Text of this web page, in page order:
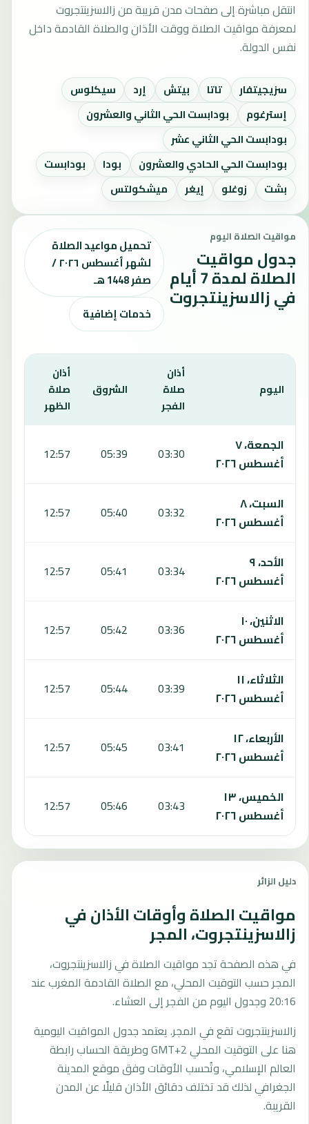
انتقل مباشرة إلى صفحات مدن قريبة من زالاسزينتجروت
لمعرفة مواقيت الصلاة ووقت الأذان والصلاة القادمة داخل
نفس الدولة.
سزيجيتفار تاتا بيتش إرد
سيكلوس
إسترغوم
بودابست الحي الثاني والعشرون
بودابست الحي الثاني عشر
بودابست الحي الحادي والعشرون
بودا
بودابست
بشت
زوغلو إيغر ميشكولتس
مواقيت الصلاة اليوم
جدول مواقيت
الصلاة لمدة 7 أيام
في زالاسزينتجروت
تحميل مواعيد الصلاة
لشهر أغسطس ٢٠٢٦ /
صفر 1448 هـ
خدمات إضافية
اليوم
أذان
صلاة
الفجر
الشروق
أذان
صلاة
الظهر
الجمعة، ٧
أغسطس ٢٠٢٦
03:30
05:39
12:57
السبت، ٨
أغسطس ٢٠٢٦
03:32
05:40
12:57
الأحد، ٩
أغسطس ٢٠٢٦
03:34
05:41
12:57
الاثنين، ١٠
أغسطس ٢٠٢٦
03:36
05:42
12:57
الثلاثاء، ١١
أغسطس ٢٠٢٦
03:39
05:44
12:57
الأربعاء، ١٢
أغسطس ٢٠٢٦
03:41
05:45
12:57
الخميس، ١٣
أغسطس ٢٠٢٦
03:43
05:46
12:57
دليل الزائر
مواقيت الصلاة وأوقات الأذان في
زالاسزينتجروت، المجر
في هذه الصفحة تجد مواقيت الصلاة في زالاسزينتجروت،
المجر حسب التوقيت المحلي، مع الصلاة القادمة المغرب عند
20:16 وجدول اليوم من الفجر إلى العشاء.
زالاسزينتجروت تقع في المجر. يعتمد جدول المواقيت اليومية
هنا على التوقيت المحلي GMT+2 وطريقة الحساب رابطة
العالم الإسلامي، وتُحسب الأوقات وفق موقع المدينة
الجغرافي لذلك قد تختلف دقائق الأذان قليلًا عن المدن
القريبة.